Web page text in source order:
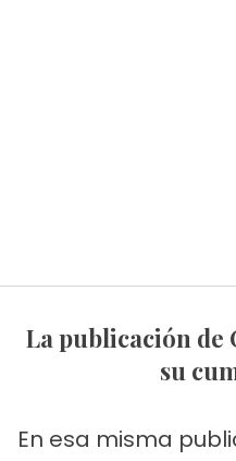
La publicación de Catherine Fulop por
su
En esa misma